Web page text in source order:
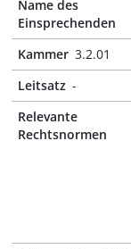
Name des
Einsprechenden
Kammer 3.2.01
Leitsatz -
Relevante
Rechtsnormen